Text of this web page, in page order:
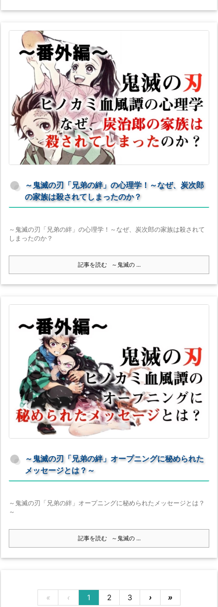
～鬼滅の刃「兄弟の絆」の心理学！～なぜ、炭次郎
の家族は殺されてしまったのか？
～鬼滅の刃「兄弟の絆」の心理学！～なぜ、炭次郎の家族は殺されて
しまったのか？
記事を読む ～鬼滅の ...
～鬼滅の刃「兄弟の絆」オープニングに秘められた
メッセージとは？～
～鬼滅の刃「兄弟の絆」オープニングに秘められたメッセージとは？
～
記事を読む ～鬼滅の ...
« ‹ 1 2 3 › »